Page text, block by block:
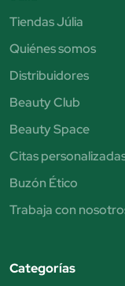
Tiendas Júlia
Quiénes somos
Distribuidores
Beauty Club
Beauty Space
Citas
Buzón Ético
Trabaja con
Categorías